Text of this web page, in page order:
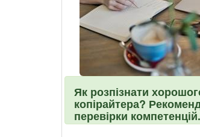
Як розпізнати
копірайтера?
перевірки компетенцій.